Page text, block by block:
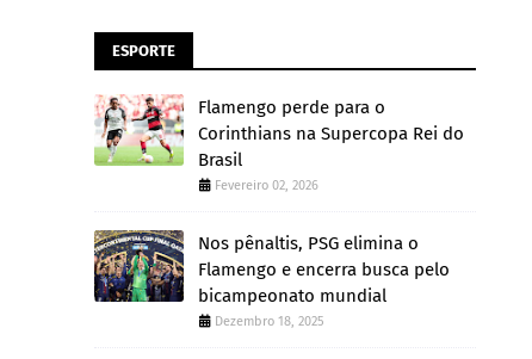
ESPORTE
Flamengo perde para o
Corinthians na Supercopa Rei do
Brasil
Fevereiro 02, 2026
Nos pênaltis, PSG elimina o
Flamengo e encerra busca pelo
bicampeonato mundial
Dezembro 18, 2025